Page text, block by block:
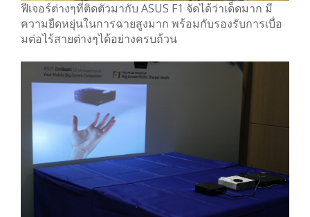
ฟีเจอร์ต่างๆที่ติดตัวมากับ ASUS F1 จัดได้ว่าเด็ดมาก มี
ความยืดหยุ่นในการฉายสูงมาก พร้อมกับรองรับการเบื่อ
มต่อไร้สายต่างๆได้อย่างครบถ้วน